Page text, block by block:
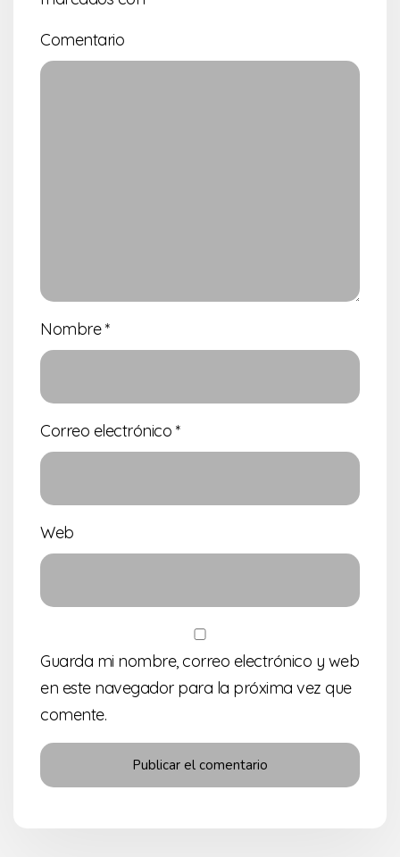
Comentario
Nombre*
Correo electrónico *
Web
Guarda mi nombre, correo electrónico y web
en este navegador para la próxima vez que
comente.